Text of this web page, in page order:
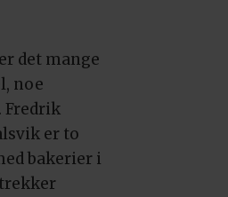
det mange
noe
Fredrik
er to
bakerier i